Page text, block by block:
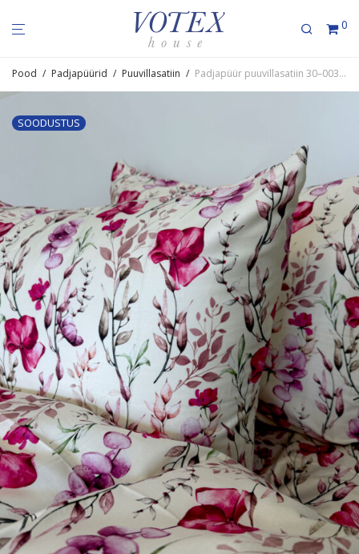
0
Pood / Padjapüürid / Puuvillasatiin / Padjapüür puuvil­la­satiin 30–0033 BerryPea
SOODUSTUS